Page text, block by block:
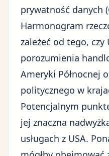
prywatność danych
Harmonogram
zależeć od tego, czy
porozumienia
Ameryki Północnej
politycznego w
Potencjalnym
jej znaczna
usługach z USA.